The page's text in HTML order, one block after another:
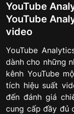
YouTube
YouTube
video
YouTube
dành cho những
kênh YouTube
tích hiệu suất
đến đánh giá
cung cấp đầy đủ